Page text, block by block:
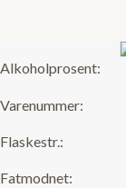
Alkoholprosent:
Varenummer:
Flaskestr.:
Fatmodnet: